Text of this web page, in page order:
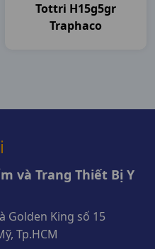
Tottri H15g5gr
Traphaco
và Trang Thiết Bị Y
Golden King số 15
Tp.HCM